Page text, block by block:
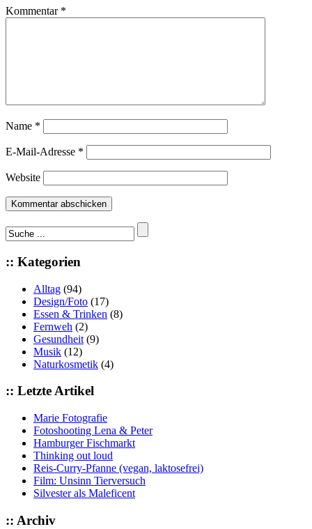
Kommentar *
Name *
E-Mail-Adresse *
Website
:: Kategorien
Alltag (94)
Design/Foto (17)
Essen & Trinken (8)
Fernweh (2)
Gesundheit (9)
Musik (12)
Naturkosmetik (4)
:: Letzte Artikel
Marie Fotografie
Fotoshooting Lena & Peter
Hamburger Fischmarkt
Thinking out loud
Reis-Curry-Pfanne (vegan, laktosefrei)
Film: Unsinn Tierversuch
Silvester als Maleficent
:: Archiv